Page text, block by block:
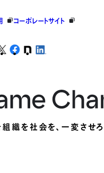
コーポレートサイト
織を社会を、一変させろ